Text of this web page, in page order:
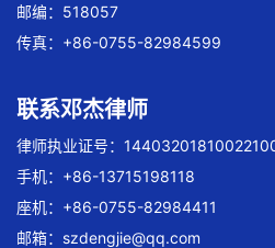
邮编：518057
传真：+86-0755-82984599
联系邓杰律师
律师执业证号：
手机：+86-13715198118
座机：+86-0755-82984411
邮箱： szdengjie@qq.com